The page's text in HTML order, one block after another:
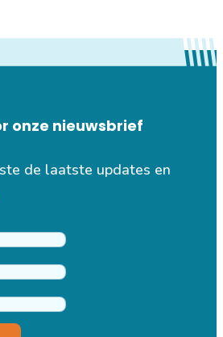
onze nieuwsbrief
de laatste updates en